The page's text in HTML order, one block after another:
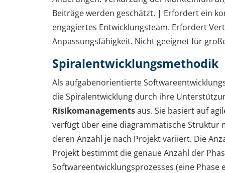
Beiträge werden geschätzt. | Erfordert ein
engagiertes Entwicklungsteam. Erfordert
Anpassungsfähigkeit. Nicht geeignet für
Spiralentwicklungsmethodik
Als aufgabenorientierte
die Spiralentwicklung durch ihre
Risikomanagementsaus. Sie basiert auf
verfügt über eine diagrammatische Struktur
deren Anzahl je nach Projekt variiert. Die
Projekt bestimmt die genaue Anzahl der
Softwareentwicklungsprozesses (eine Phase